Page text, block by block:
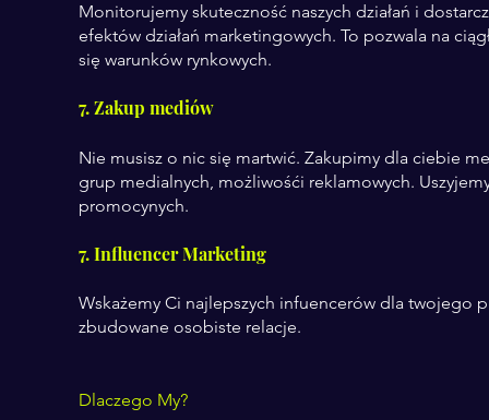
Monitorujemy skuteczność naszych działań i
efektów działań marketingowych. To pozwala na
się warunków rynkowych.
7. Zakup mediów
Nie musisz o nic się martwić. Zakupimy dla ciebie
grup medialnych, możliwośći reklamowych.
promocynych.
7. Influencer Marketing
Wskażemy Ci najlepszych infuencerów dla twojego
zbudowane osobiste relacje.
Dlaczego My?